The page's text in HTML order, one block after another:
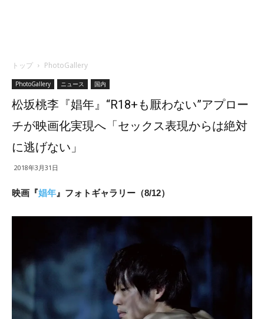
トップ PhotoGallery
PhotoGallery ニュース 国内
松坂桃李『娼年』“R18+も厭わない”アプロー
チが映画化実現へ「セックス表現からは絶対
に逃げない」
2018年3月31日
映画『娼年 』フォトギャラリー（8/12）